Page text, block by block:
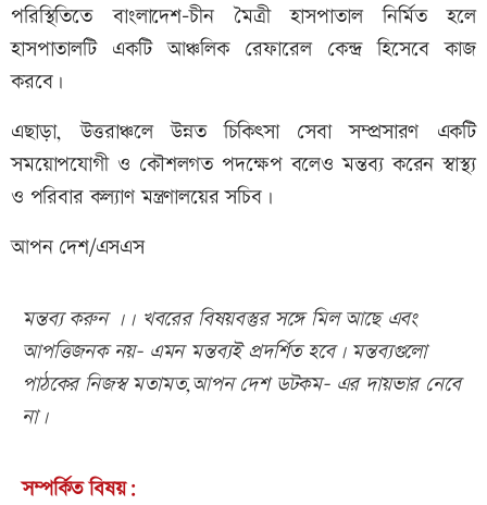
পরিস্থিতিতে বাংলাদেশ-চীন মৈত্রী হাসপাতাল নির্মিত হলে
হাসপাতালটি একটি আঞ্চলিক রেফারেল কেন্দ্র হিসেবে কাজ
করবে।
এছাড়া, উত্তরাঞ্চলে উন্নত চিকিৎসা সেবা সম্প্রসারণ একটি
সময়োপযোগী ও কৌশলগত পদক্ষেপ বলেও মন্তব্য করেন স্বাস্থ্য
ও পরিবার কল্যাণ মন্ত্রণালয়ের সচিব।
আপন দেশ/এসএস
মন্তব্য করুন ।। খবরের বিষয়বস্তুর সঙ্গে মিল আছে এবং
আপত্তিজনক নয়- এমন মন্তব্যই প্রদর্শিত হবে। মন্তব্যগুলো
পাঠকের নিজস্ব মতামত,আপন দেশ ডটকম- এর দায়ভার নেবে
না।
সম্পর্কিত বিষয়: